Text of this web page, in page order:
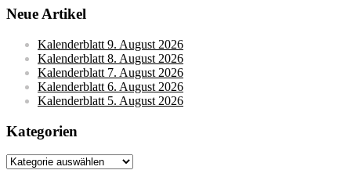
Neue Artikel
Kalenderblatt 9. August 2026
Kalenderblatt 8. August 2026
Kalenderblatt 7. August 2026
Kalenderblatt 6. August 2026
Kalenderblatt 5. August 2026
Kategorien
Kategorien